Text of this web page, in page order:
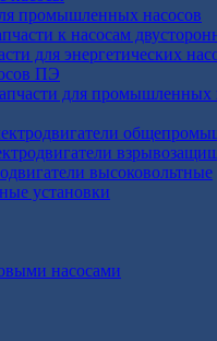
промышленных насосов
к насосам
для энергетических
ПЭ
для промышленных
высоковольтные
установки
насосами